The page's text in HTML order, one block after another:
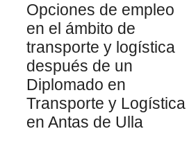
Opciones de empleo
en el ámbito de
transporte y logística
después de un
Diplomado en
Transporte y Logística
en Antas de Ulla